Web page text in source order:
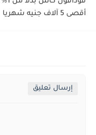
أقصى 5 آلاف جنيه شهريا
إرسال تعليق